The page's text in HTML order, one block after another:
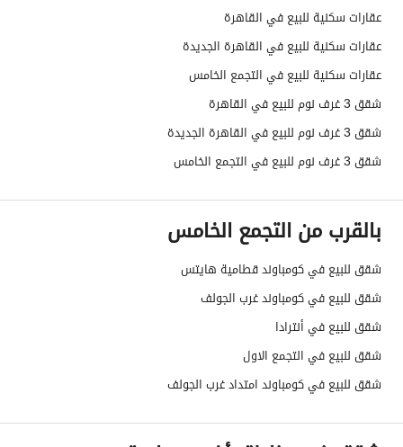
عقارات سكنية للبيع في القاهرة
عقارات سكنية للبيع في القاهرة الجديدة
عقارات سكنية للبيع في التجمع الخامس
شقق 3 غرف نوم للبيع في القاهرة
شقق 3 غرف نوم للبيع في القاهرة الجديدة
شقق 3 غرف نوم للبيع في التجمع الخامس
بالقرب من التجمع الخامس
شقق للبيع في كومباوند قطامية هايتس
شقق للبيع في كومباوند غرب الجولف
شقق للبيع في أنترادا
شقق للبيع في التجمع الاول
شقق للبيع في كومباوند امتداد غرب الجولف